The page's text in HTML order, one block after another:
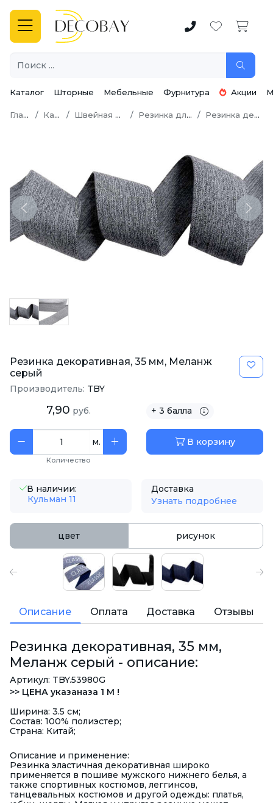
Каталог Шторные Мебельные Фурнитура Акции
Главная Каталог Швейная фурнитура Резинка для одежды Резинка декоративная
Previous Next
Резинка декоративная, 35 мм, Меланж
серый
Производитель: TBY
7,90 руб. + 3 балла
м.
Количество
В корзину
В наличии:
Кульман 11
Доставка
Узнать подробнее
цвет рисунок
Описание Оплата Доставка Отзывы
Резинка декоративная, 35 мм,
Меланж серый - описание:
Артикул: TBY.53980G
>> ЦЕНА указаназа 1 М !
Ширина: 3.5 см;
Состав: 100% полиэстер;
Страна: Китай;
Описание и применение:
Резинка эластичная декоративная широко
применяется в пошиве мужского нижнего белья, а
также спортивных костюмов, леггинсов,
танцевальных костюмов и другой одежды: платья,